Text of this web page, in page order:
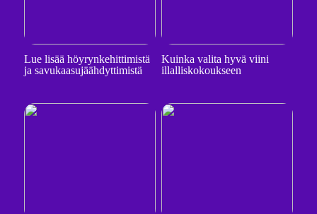
Lue lisää höyrynkehittimistä
ja savukaasujäähdyttimistä
Kuinka valita hyvä viini
illalliskokoukseen